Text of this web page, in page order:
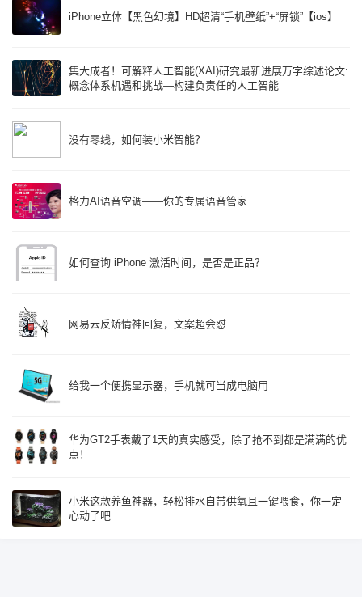
iPhone立体【黑色幻境】HD超清“手机壁纸”+“屏锁”【ios】
集大成者！可解释人工智能(XAI)研究最新进展万字综述论文:
概念体系机遇和挑战—构建负责任的人工智能
没有零线，如何装小米智能？
格力AI语音空调——你的专属语音管家
如何查询 iPhone 激活时间，是否是正品？
网易云反矫情神回复，文案超会怼
给我一个便携显示器，手机就可当成电脑用
华为GT2手表戴了1天的真实感受，除了抢不到都是满满的优
点！
小米这款养鱼神器，轻松排水自带供氧且一键喂食，你一定
心动了吧